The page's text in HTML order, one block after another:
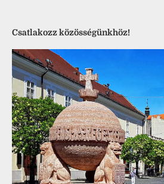
Csatlakozz közösségünkhöz!